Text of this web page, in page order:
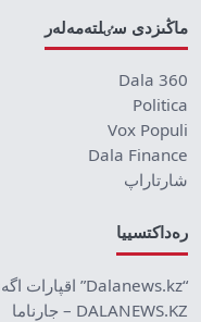
ماڭىزدى سٸلتەمەلەر
Dala 360
Politica
Vox Populi
Dala Finance
شارتاراپ
رەداكتسييا
“Dalanews.kz” اقپارات اگەنتتٸگٸ تۋرالى
DALANEWS.KZ – جارناما